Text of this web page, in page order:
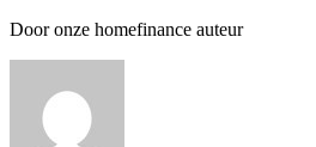
Door onze homefinance auteur